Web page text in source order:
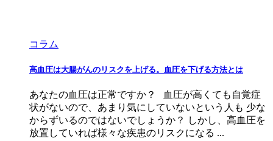
コラム
高血圧は大腸がんのリスクを上げる。血圧を下げる方法とは
あなたの血圧は正常ですか？ 血圧が高くても自覚症
状がないので、あまり気にしていないという人も 少な
からずいるのではないでしょうか？ しかし、高血圧を
放置していれば様々な疾患のリスクになる ...